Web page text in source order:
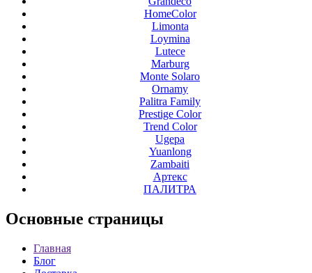
HomeColor
Limonta
Loymina
Lutece
Marburg
Monte Solaro
Ornamy
Palitra Family
Prestige Color
Trend Color
Ugepa
Yuanlong
Zambaiti
Артекс
ПАЛИТРА
Основные страницы
Главная
Блог